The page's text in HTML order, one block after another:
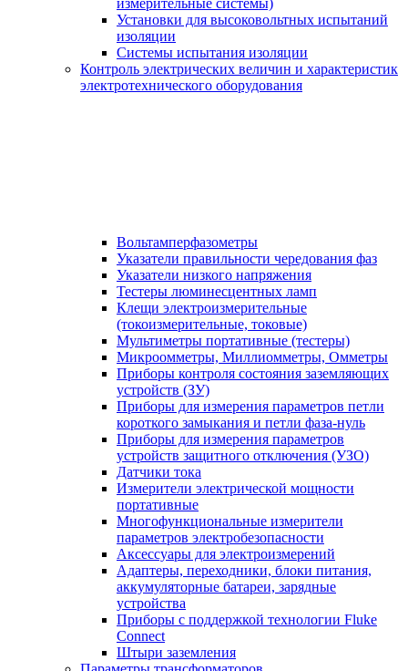
измерительные системы)
Установки для высоковольтных испытаний
изоляции
Системы испытания изоляции
Контроль электрических величин и характеристик
электротехнического оборудования
Вольтамперфазометры
Указатели правильности чередования фаз
Указатели низкого напряжения
Тестеры люминесцентных ламп
Клещи электроизмерительные
(токоизмерительные, токовые)
Мультиметры портативные (тестеры)
Микроомметры, Миллиомметры, Омметры
Приборы контроля состояния заземляющих
устройств (ЗУ)
Приборы для измерения параметров петли
короткого замыкания и петли фаза-нуль
Приборы для измерения параметров
устройств защитного отключения (УЗО)
Датчики тока
Измерители электрической мощности
портативные
Многофункциональные измерители
параметров электробезопасности
Аксессуары для электроизмерений
Адаптеры, переходники, блоки питания,
аккумуляторные батареи, зарядные
устройства
Приборы с поддержкой технологии Fluke
Connect
Штыри заземления